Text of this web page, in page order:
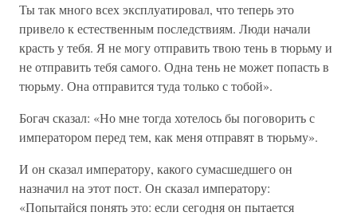
Ты так много всех эксплуатировал, что теперь это
привело к естественным последствиям. Люди начали
красть у тебя. Я не могу отправить твою тень в тюрьму и
не отправить тебя самого. Одна тень не может попасть в
тюрьму. Она отправится туда только с тобой».
Богач сказал: «Но мне тогда хотелось бы поговорить с
императором перед тем, как меня отправят в тюрьму».
И он сказал императору, какого сумасшедшего он
назначил на этот пост. Он сказал императору:
«Попытайся понять это: если сегодня он пытается